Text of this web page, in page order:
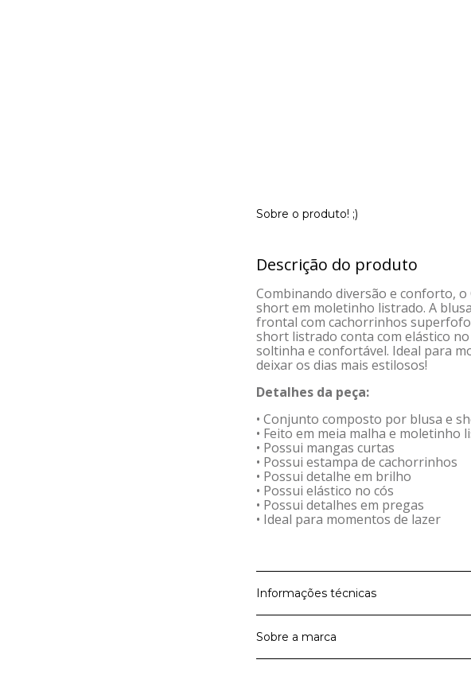
Sobre o produto! ;)
Descrição do produto
Combinando diversão e conforto,
short em moletinho listrado. A
frontal com cachorrinhos
short listrado conta com elástico
soltinha e confortável. Ideal para
deixar os dias mais estilosos!
Detalhes da peça:
• Conjunto composto por blusa e
• Feito em meia malha e moletinho
• Possui mangas curtas
• Possui estampa de cachorrinhos
• Possui detalhe em brilho
• Possui elástico no cós
• Possui detalhes em pregas
• Ideal para momentos de lazer
Informações técnicas
Material Principal
Sobre a marca